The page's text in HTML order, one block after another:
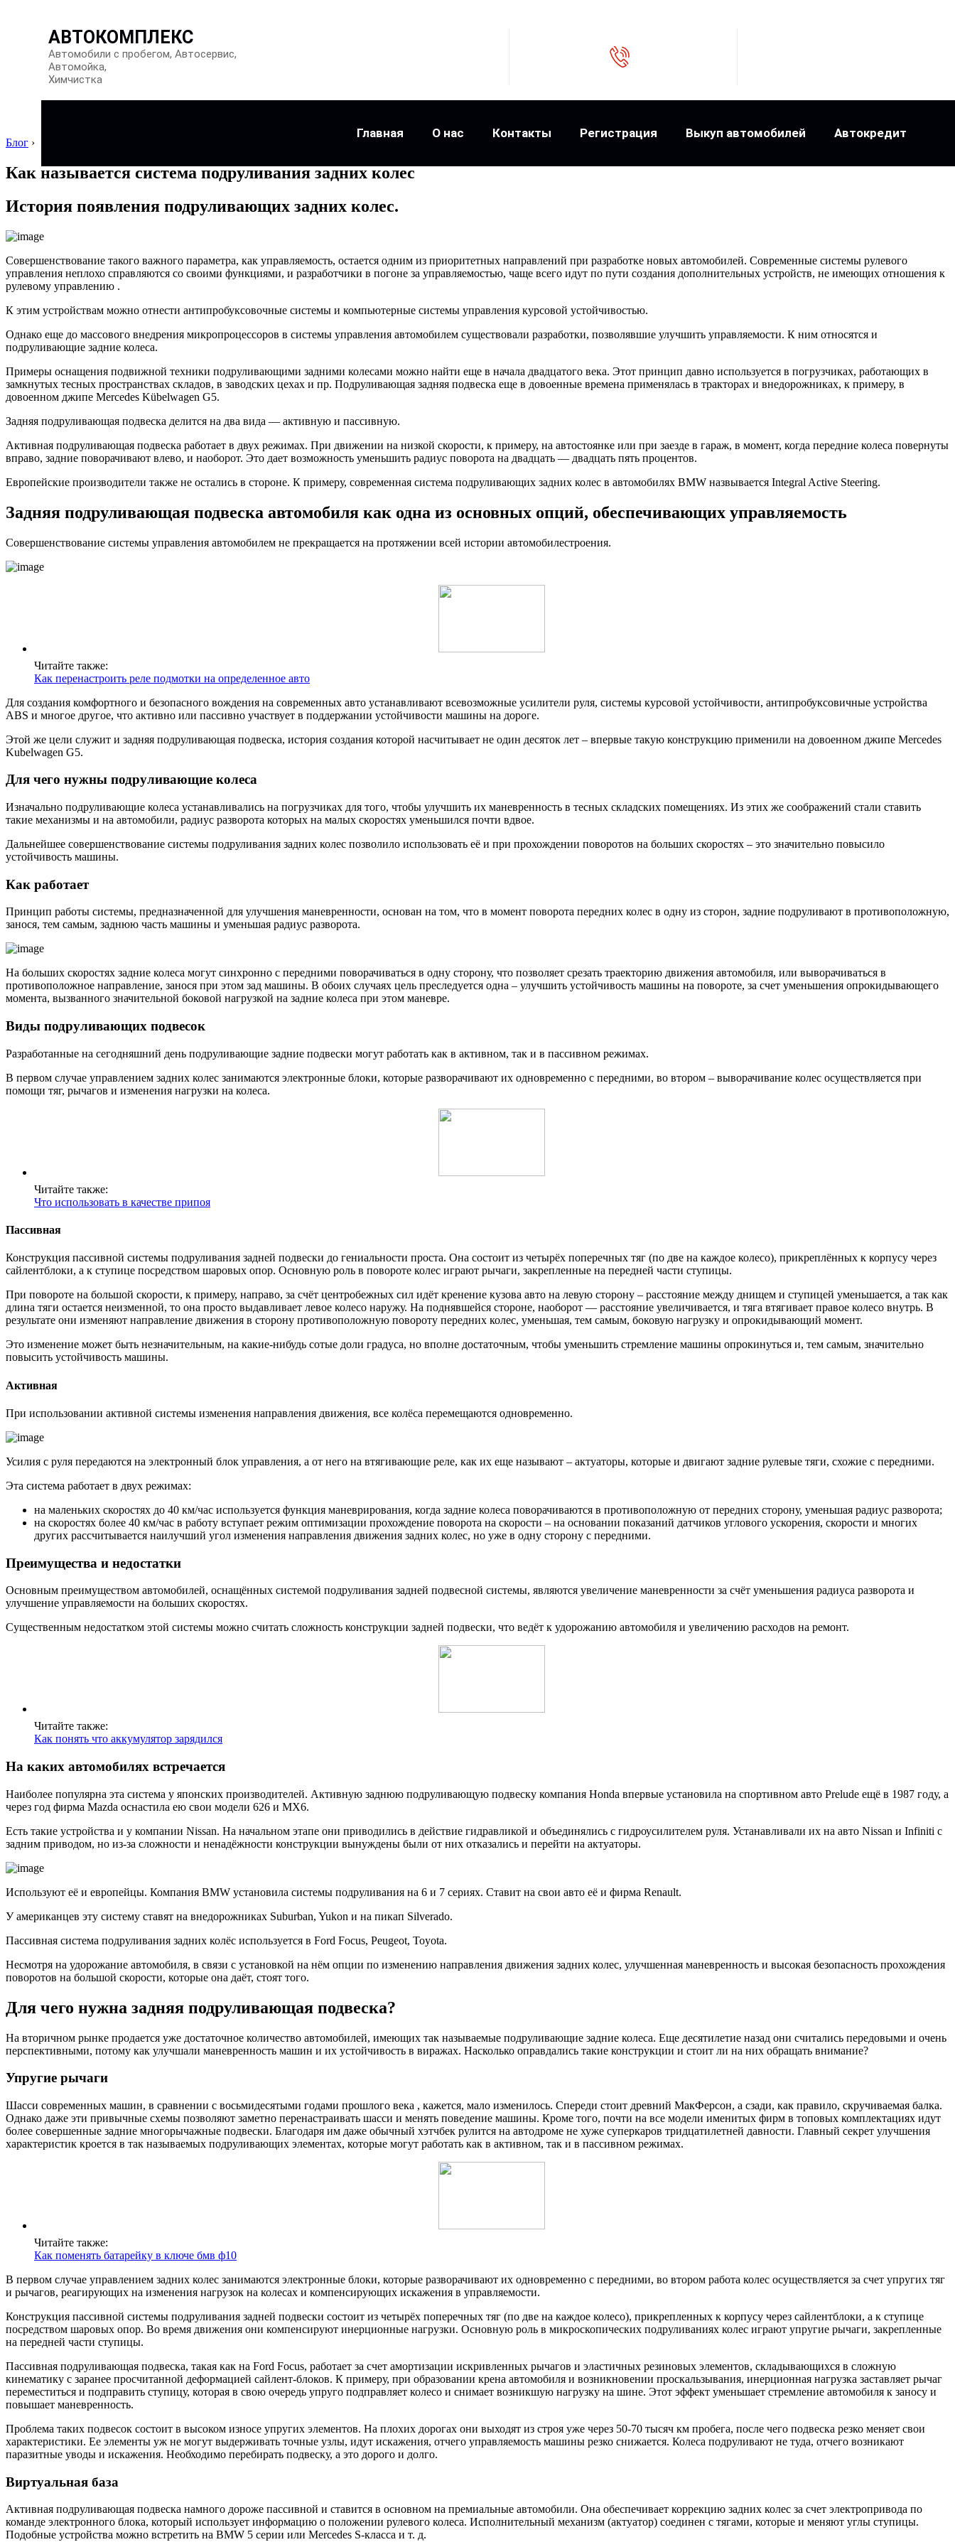
АВТОКОМПЛЕКС
Автомобили с пробегом, Автосервис,
Автомойка,
Химчистка
Главная О нас Контакты Регистрация Выкуп автомобилей Автокредит
Блог ›
Как называется система подруливания задних колес
История появления подруливающих задних колес.
Совершенствование такого важного параметра, как управляемость, остается одним из приоритетных направлений при разработке новых автомобилей. Современные системы рулевого
управления неплохо справляются со своими функциями, и разработчики в погоне за управляемостью, чаще всего идут по пути создания дополнительных устройств, не имеющих отношения к
рулевому управлению .
К этим устройствам можно отнести антипробуксовочные системы и компьютерные системы управления курсовой устойчивостью.
Однако еще до массового внедрения микропроцессоров в системы управления автомобилем существовали разработки, позволявшие улучшить управляемости. К ним относятся и
подруливающие задние колеса.
Примеры оснащения подвижной техники подруливающими задними колесами можно найти еще в начала двадцатого века. Этот принцип давно используется в погрузчиках, работающих в
замкнутых тесных пространствах складов, в заводских цехах и пр. Подруливающая задняя подвеска еще в довоенные времена применялась в тракторах и внедорожниках, к примеру, в
довоенном джипе Mercedes Kübelwagen G5.
Задняя подруливающая подвеска делится на два вида — активную и пассивную.
Активная подруливающая подвеска работает в двух режимах. При движении на низкой скорости, к примеру, на автостоянке или при заезде в гараж, в момент, когда передние колеса повернуты
вправо, задние поворачивают влево, и наоборот. Это дает возможность уменьшить радиус поворота на двадцать — двадцать пять процентов.
Европейские производители также не остались в стороне. К примеру, современная система подруливающих задних колес в автомобилях BMW назвывается Integral Active Steering.
Задняя подруливающая подвеска автомобиля как одна из основных опций, обеспечивающих управляемость
Совершенствование системы управления автомобилем не прекращается на протяжении всей истории автомобилестроения.
Читайте также:
Как перенастроить реле подмотки на определенное авто
Для создания комфортного и безопасного вождения на современных авто устанавливают всевозможные усилители руля, системы курсовой устойчивости, антипробуксовичные устройства
ABS и многое другое, что активно или пассивно участвует в поддержании устойчивости машины на дороге.
Этой же цели служит и задняя подруливающая подвеска, история создания которой насчитывает не один десяток лет – впервые такую конструкцию применили на довоенном джипе Mercedes
Kubelwagen G5.
Для чего нужны подруливающие колеса
Изначально подруливающие колеса устанавливались на погрузчиках для того, чтобы улучшить их маневренность в тесных складских помещениях. Из этих же соображений стали ставить
такие механизмы и на автомобили, радиус разворота которых на малых скоростях уменьшился почти вдвое.
Дальнейшее совершенствование системы подруливания задних колес позволило использовать её и при прохождении поворотов на больших скоростях – это значительно повысило
устойчивость машины.
Как работает
Принцип работы системы, предназначенной для улучшения маневренности, основан на том, что в момент поворота передних колес в одну из сторон, задние подруливают в противоположную,
занося, тем самым, заднюю часть машины и уменьшая радиус разворота.
На больших скоростях задние колеса могут синхронно с передними поворачиваться в одну сторону, что позволяет срезать траекторию движения автомобиля, или выворачиваться в
противоположное направление, занося при этом зад машины. В обоих случаях цель преследуется одна – улучшить устойчивость машины на повороте, за счет уменьшения опрокидывающего
момента, вызванного значительной боковой нагрузкой на задние колеса при этом маневре.
Виды подруливающих подвесок
Разработанные на сегодняшний день подруливающие задние подвески могут работать как в активном, так и в пассивном режимах.
В первом случае управлением задних колес занимаются электронные блоки, которые разворачивают их одновременно с передними, во втором – выворачивание колес осуществляется при
помощи тяг, рычагов и изменения нагрузки на колеса.
Читайте также:
Что использовать в качестве припоя
Пассивная
Конструкция пассивной системы подруливания задней подвески до гениальности проста. Она состоит из четырёх поперечных тяг (по две на каждое колесо), прикреплённых к корпусу через
сайлентблоки, а к ступице посредством шаровых опор. Основную роль в повороте колес играют рычаги, закрепленные на передней части ступицы.
При повороте на большой скорости, к примеру, направо, за счёт центробежных сил идёт кренение кузова авто на левую сторону – расстояние между днищем и ступицей уменьшается, а так как
длина тяги остается неизменной, то она просто выдавливает левое колесо наружу. На поднявшейся стороне, наоборот — расстояние увеличивается, и тяга втягивает правое колесо внутрь. В
результате они изменяют направление движения в сторону противоположную повороту передних колес, уменьшая, тем самым, боковую нагрузку и опрокидывающий момент.
Это изменение может быть незначительным, на какие-нибудь сотые доли градуса, но вполне достаточным, чтобы уменьшить стремление машины опрокинуться и, тем самым, значительно
повысить устойчивость машины.
Активная
При использовании активной системы изменения направления движения, все колёса перемещаются одновременно.
Усилия с руля передаются на электронный блок управления, а от него на втягивающие реле, как их еще называют – актуаторы, которые и двигают задние рулевые тяги, схожие с передними.
Эта система работает в двух режимах:
на маленьких скоростях до 40 км/час используется функция маневрирования, когда задние колеса поворачиваются в противоположную от передних сторону, уменьшая радиус разворота;
на скоростях более 40 км/час в работу вступает режим оптимизации прохождение поворота на скорости – на основании показаний датчиков углового ускорения, скорости и многих
других рассчитывается наилучший угол изменения направления движения задних колес, но уже в одну сторону с передними.
Преимущества и недостатки
Основным преимуществом автомобилей, оснащённых системой подруливания задней подвесной системы, являются увеличение маневренности за счёт уменьшения радиуса разворота и
улучшение управляемости на больших скоростях.
Существенным недостатком этой системы можно считать сложность конструкции задней подвески, что ведёт к удорожанию автомобиля и увеличению расходов на ремонт.
Читайте также:
Как понять что аккумулятор зарядился
На каких автомобилях встречается
Наиболее популярна эта система у японских производителей. Активную заднюю подруливающую подвеску компания Honda впервые установила на спортивном авто Prelude ещё в 1987 году, а
через год фирма Mazda оснастила ею свои модели 626 и МХ6.
Есть такие устройства и у компании Nissan. На начальном этапе они приводились в действие гидравликой и объединялись с гидроусилителем руля. Устанавливали их на авто Nissan и Infiniti с
задним приводом, но из-за сложности и ненадёжности конструкции вынуждены были от них отказались и перейти на актуаторы.
Используют её и европейцы. Компания BMW установила системы подруливания на 6 и 7 сериях. Ставит на свои авто её и фирма Renault.
У американцев эту систему ставят на внедорожниках Suburban, Yukon и на пикап Silveradо.
Пассивная система подруливания задних колёс используется в Ford Focus, Peugeot, Toyota.
Несмотря на удорожание автомобиля, в связи с установкой на нём опции по изменению направления движения задних колес, улучшенная маневренность и высокая безопасность прохождения
поворотов на большой скорости, которые она даёт, стоят того.
Для чего нужна задняя подруливающая подвеска?
На вторичном рынке продается уже достаточное количество автомобилей, имеющих так называемые подруливающие задние колеса. Еще десятилетие назад они считались передовыми и очень
перспективными, потому как улучшали маневренность машин и их устойчивость в виражах. Насколько оправдались такие конструкции и стоит ли на них обращать внимание?
Упругие рычаги
Шасси современных машин, в сравнении с восьмидесятыми годами прошлого века , кажется, мало изменилось. Спереди стоит древний МакФерсон, а сзади, как правило, скручиваемая балка.
Однако даже эти привычные схемы позволяют заметно перенастраивать шасси и менять поведение машины. Кроме того, почти на все модели именитых фирм в топовых комплектациях идут
более совершенные задние многорычажные подвески. Благодаря им даже обычный хэтчбек рулится на автодроме не хуже суперкаров тридцатилетней давности. Главный секрет улучшения
характеристик кроется в так называемых подруливающих элементах, которые могут работать как в активном, так и в пассивном режимах.
Читайте также:
Как поменять батарейку в ключе бмв ф10
В первом случае управлением задних колес занимаются электронные блоки, которые разворачивают их одновременно с передними, во втором работа колес осуществляется за счет упругих тяг
и рычагов, реагирующих на изменения нагрузок на колесах и компенсирующих искажения в управляемости.
Конструкция пассивной системы подруливания задней подвески состоит из четырёх поперечных тяг (по две на каждое колесо), прикрепленных к корпусу через сайлентблоки, а к ступице
посредством шаровых опор. Во время движения они компенсируют инерционные нагрузки. Основную роль в микроскопических подруливаниях колес играют упругие рычаги, закрепленные
на передней части ступицы.
Пассивная подруливающая подвеска, такая как на Ford Focus, работает за счет амортизации искривленных рычагов и эластичных резиновых элементов, складывающихся в сложную
кинематику с заранее просчитанной деформацией сайлент-блоков. К примеру, при образовании крена автомобиля и возникновении проскальзывания, инерционная нагрузка заставляет рычаг
переместиться и подправить ступицу, которая в свою очередь упруго подправляет колесо и снимает возникшую нагрузку на шине. Этот эффект уменьшает стремление автомобиля к заносу и
повышает маневренность.
Проблема таких подвесок состоит в высоком износе упругих элементов. На плохих дорогах они выходят из строя уже через 50-70 тысяч км пробега, после чего подвеска резко меняет свои
характеристики. Ее элементы уж не могут выдерживать точные узлы, идут искажения, отчего управляемость машины резко снижается. Колеса подруливают не туда, отчего возникают
паразитные уводы и искажения. Необходимо перебирать подвеску, а это дорого и долго.
Виртуальная база
Активная подруливающая подвеска намного дороже пассивной и ставится в основном на премиальные автомобили. Она обеспечивает коррекцию задних колес за счет электропривода по
команде электронного блока, который использует информацию о положении рулевого колеса. Исполнительный механизм (актуатор) соединен с тягами, которые и меняют углы ступицы.
Подобные устройства можно встретить на BMW 5 серии или Mercedes S-класса и т. д.